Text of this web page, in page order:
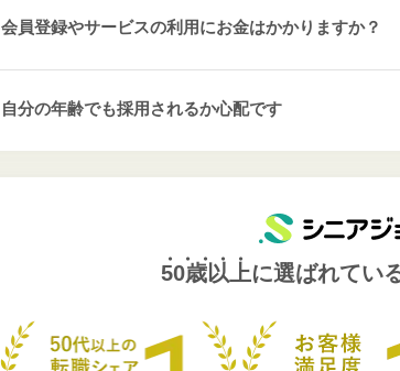
会員登録やサービスの利用にお金はかかりますか？
自分の年齢でも採用されるか心配です
50歳以上に選ばれてい